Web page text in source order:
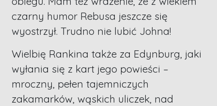
czarny humor Rebusa jeszcze się
wyostrzył. Trudno nie lubić Johna!
Wielbię Rankina także za Edynburg, jaki
wyłania się z kart jego powieści –
mroczny, pełen tajemniczych
zakamarków, wąskich uliczek, nad